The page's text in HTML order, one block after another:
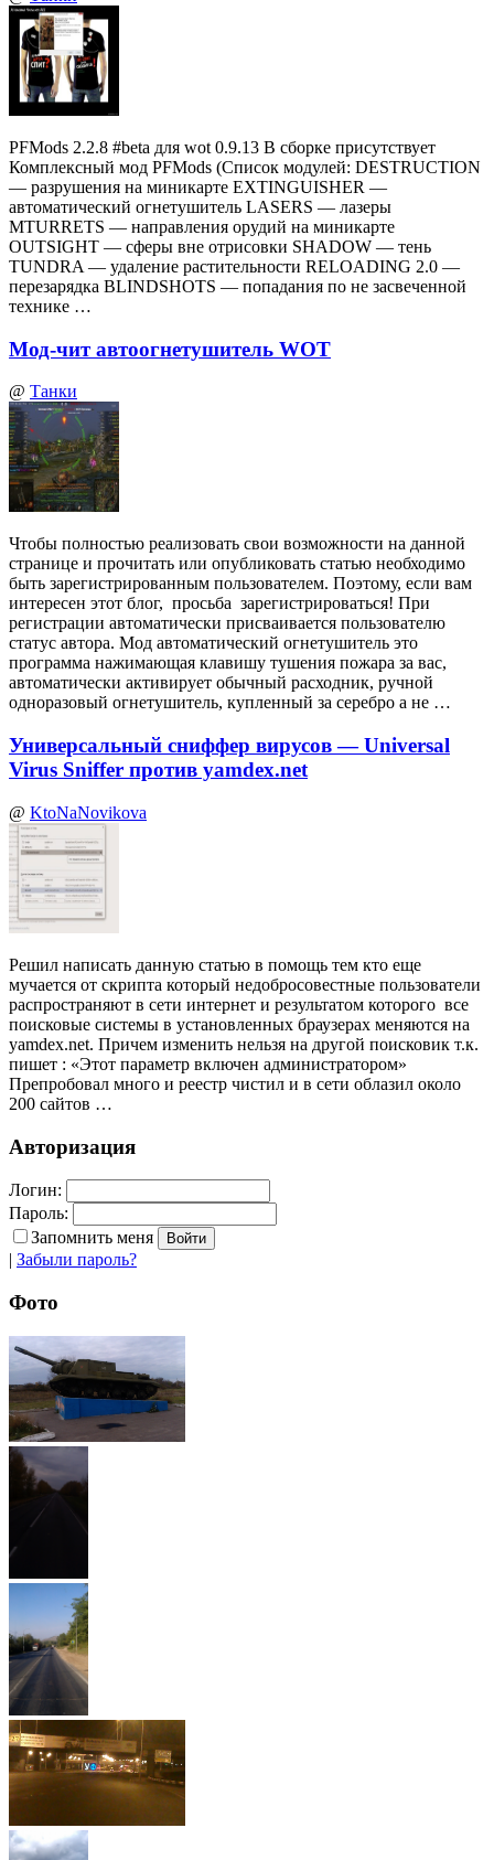
PFMods 2.2.8 #beta для wot 0.9.13 В сборке присутствует
Комплексный мод PFMods (Список модулей: DESTRUCTION
— разрушения на миникарте EXTINGUISHER —
автоматический огнетушитель LASERS — лазеры
MTURRETS — направления орудий на миникарте
OUTSIGHT — сферы вне отрисовки SHADOW — тень
TUNDRA — удаление растительности RELOADING 2.0 —
перезарядка BLINDSHOTS — попадания по не засвеченной
технике …
Мод-чит автоогнетушитель WOT
@ Танки
Чтобы полностью реализовать свои возможности на данной
странице и прочитать или опубликовать статью необходимо
быть зарегистрированным пользователем. Поэтому, если вам
интересен этот блог, просьба зарегистрироваться! При
регистрации автоматически присваивается пользователю
статус автора. Мод автоматический огнетушитель это
программа нажимающая клавишу тушения пожара за вас,
автоматически активирует обычный расходник, ручной
одноразовый огнетушитель, купленный за серебро а не …
Универсальный сниффер вирусов — Universal
Virus Sniffer против yamdex.net
@ KtoNaNovikova
Решил написать данную статью в помощь тем кто еще
мучается от скрипта который недобросовестные пользователи
распространяют в сети интернет и результатом которого все
поисковые системы в установленных браузерах меняются на
yamdex.net. Причем изменить нельзя на другой поисковик т.к.
пишет : «Этот параметр включен администратором»
Препробовал много и реестр чистил и в сети облазил около
200 сайтов …
Авторизация
Логин:
Пароль:
Запомнить меня
| Забыли пароль?
Фото